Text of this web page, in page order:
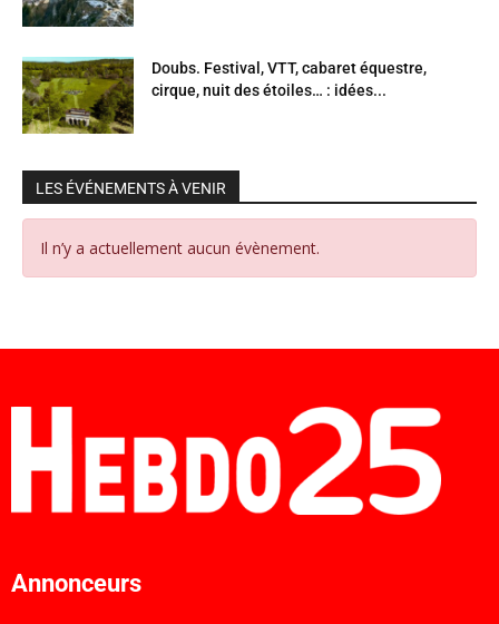
Doubs. Festival, VTT, cabaret équestre,
cirque, nuit des étoiles… : idées...
LES ÉVÉNEMENTS À VENIR
Il n’y a actuellement aucun évènement.
Annonceurs